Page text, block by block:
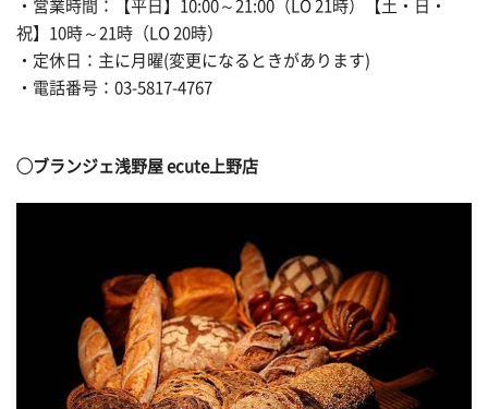
・営業時間：【平日】10:00～21:00（LO 21時）【土・日・
祝】10時～21時（LO 20時）
・定休日：主に月曜(変更になるときがあります)
・電話番号：03-5817-4767
◯ブランジェ浅野屋 ecute上野店